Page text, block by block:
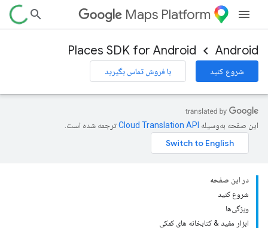
Maps Platform
Android
Places SDK for Android
شروع کنید با فروش تماس بگیرید
این صفحه به‌وسیله ترجمه شده است.
در این صفحه
شروع کنید
ویژگی‌ها
ابزار مفید & کتابخانه های کمکی